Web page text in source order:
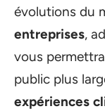
évolutions du
entreprises,
vous
public plus
expériences